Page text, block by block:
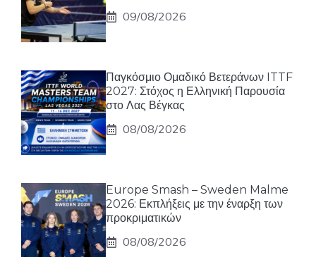
09/08/2026
Παγκόσμιο Ομαδικό Βετεράνων ITTF
2027: Στόχος η Ελληνική Παρουσία
στο Λας Βέγκας
08/08/2026
Europe Smash – Sweden Malme
2026: Εκπλήξεις με την έναρξη των
προκριματικών
08/08/2026